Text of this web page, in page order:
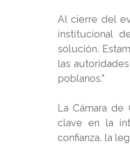
Al cierre del
institucional
solución.
las
poblanos."
La Cámara
clave en la
confianza, la